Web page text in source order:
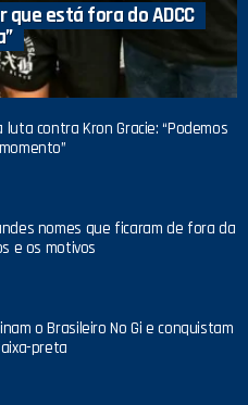
está fora do ADCC
contra Kron Gracie: “Podemos
nomes que ficaram de fora da
e os motivos
o Brasileiro No Gi e conquistam
preta